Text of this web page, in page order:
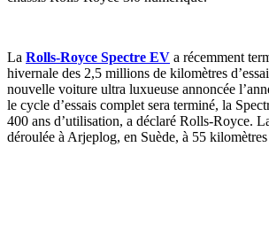
La Rolls-Royce Spectre EV a récemment
hivernale des 2,5 millions de kilomètres
nouvelle voiture ultra luxueuse annoncée
le cycle d’essais complet sera terminé, la
400 ans d’utilisation, a déclaré Rolls-Royce.
déroulée à Arjeplog, en Suède, à 55